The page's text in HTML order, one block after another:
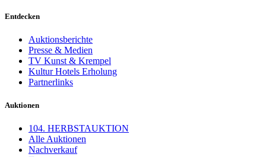
Entdecken
Auktionsberichte
Presse & Medien
TV Kunst & Krempel
Kultur Hotels Erholung
Partnerlinks
Auktionen
104. HERBSTAUKTION
Alle Auktionen
Nachverkauf